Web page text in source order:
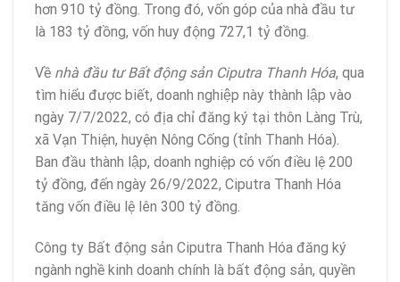
hơn 910 tỷ đồng. Trong đó, vốn góp của nhà đầu tư
là 183 tỷ đồng, vốn huy động 727,1 tỷ đồng.
Về nhà đầu tư Bất động sản Ciputra Thanh Hóa, qua
tìm hiểu được biết, doanh nghiệp này thành lập vào
ngày 7/7/2022, có địa chỉ đăng ký tại thôn Làng Trù,
xã Vạn Thiện, huyện Nông Cống (tỉnh Thanh Hóa).
Ban đầu thành lập, doanh nghiệp có vốn điều lệ 200
tỷ đồng, đến ngày 26/9/2022, Ciputra Thanh Hóa
tăng vốn điều lệ lên 300 tỷ đồng.
Công ty Bất động sản Ciputra Thanh Hóa đăng ký
ngành nghề kinh doanh chính là bất động sản, quyền